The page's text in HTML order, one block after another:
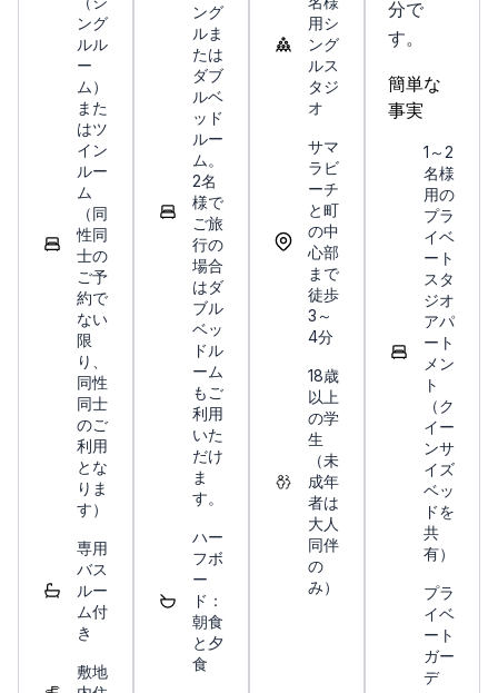
ング
ルル
ー
ム）
また
はツ
イン
ルー
ム
（同
性同
士の
ご予
約で
ない
限
り、
同性
同士
のご
利用
とな
りま
す）
専用
バス
ルー
ム付
き
敷地
ング
ルま
たは
ダブ
ルベ
ッド
ルー
ム。
2名
様で
ご旅
行の
場合
はダ
ブル
ベッ
ドル
ーム
もご
利用
いた
だけ
ま
す。
ハー
フボ
ー
ド：
朝食
と夕
食
用シ
ング
ルス
タジ
オ
サマ
ラビ
ーチ
と町
の中
心部
まで
徒歩
3～
4分
18歳
以上
の学
生
（未
成年
者は
大人
同伴
の
み）
分で
す。
簡単な
事実
1～2
名様
用の
プラ
イベ
ート
スタ
ジオ
アパ
ート
メン
ト
（ク
イー
ンサ
イズ
ベッ
ドを
共
有）
プラ
イベ
ート
ガー
デ